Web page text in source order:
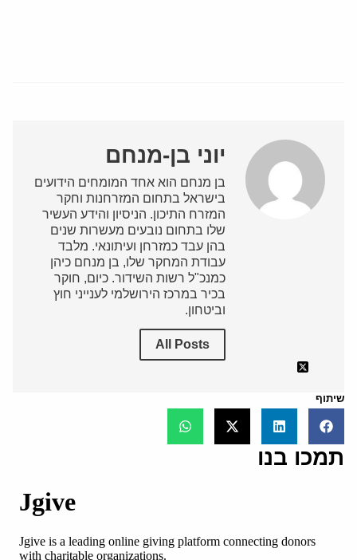
יוני בן-מנחם
בן מנחם הוא אחד המומחים הידועים
בישראל בתחום המזרחנות וחקר
המזרח התיכון. הניסיון והידע העשיר
שלו בתחום נובעים מעשרות שנים
בהן עבד כמזרחן ועיתונאי. מלבד
עבודת המחקר שלו, בן מנחם כיהן
כמנכ"ל רשות השידור. כיום, חוקר
בכיר במרכז הירושלמי לענייני חוץ
וביטחון.
All Posts
שיתוף
תמכו בנו